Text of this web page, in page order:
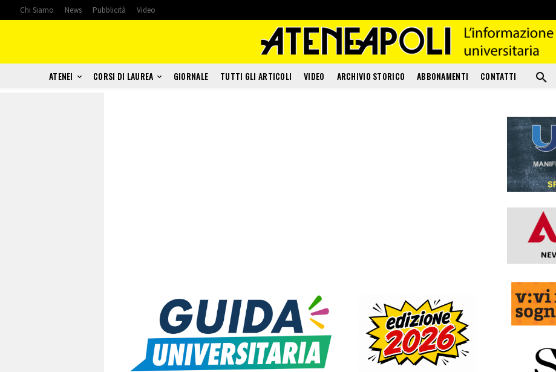
Chi Siamo News Pubblicità Video
ATENEI CORSI DI LAUREA GIORNALE TUTTI GLI ARTICOLI VIDEO ARCHIVIO STORICO ABBONAMENTI CONTATTI